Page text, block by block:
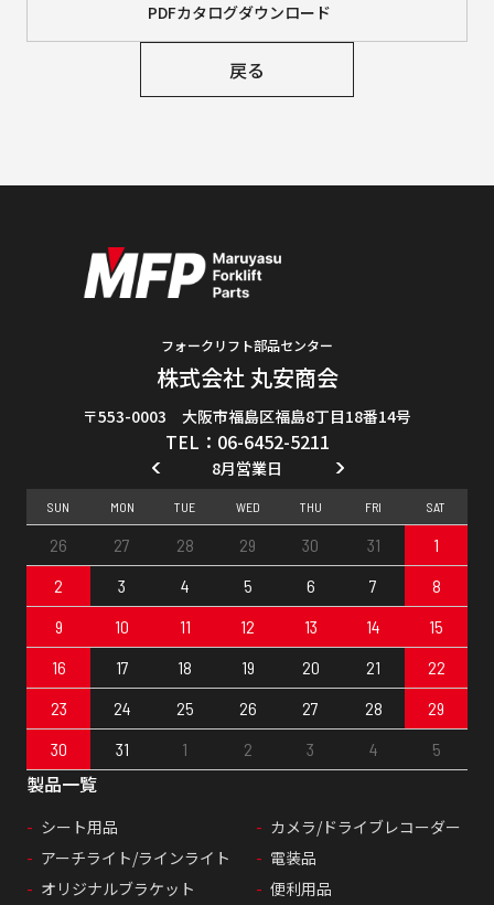
PDFカタログダウンロード
戻る
フォークリフト部品センター
株式会社 丸安商会
〒553-0003 大阪市福島区福島8丁目18番14号
TEL：06-6452-5211
製品一覧
シート用品
カメラ/ドライブレコーダー
アーチライト/ラインライト
電装品
オリジナルブラケット
便利用品
8月営業日
SUN MON TUE WED THU FRI SAT
26 27 28 29 30 31
1
2
3 4 5 6 7
8
9
10 11 12 13 14
15
16
17 18 19 20 21
22
23
24 25 26 27 28
29
30
31 1 2 3 4 5